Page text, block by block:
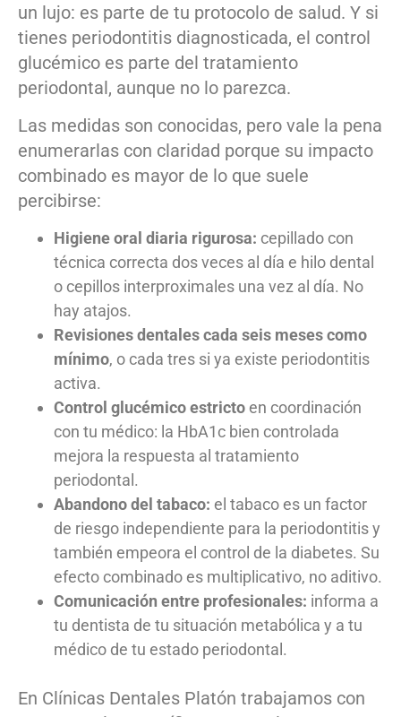
un lujo: es parte de tu protocolo de salud. Y si
tienes periodontitis diagnosticada, el control
glucémico es parte del tratamiento
periodontal, aunque no lo parezca.
Las medidas son conocidas, pero vale la pena
enumerarlas con claridad porque su impacto
combinado es mayor de lo que suele
percibirse:
Higiene oral diaria rigurosa: cepillado con
técnica correcta dos veces al día e hilo dental
o cepillos interproximales una vez al día. No
hay atajos.
Revisiones dentales cada seis meses como
mínimo, o cada tres si ya existe periodontitis
activa.
Control glucémico estricto en coordinación
con tu médico: la HbA1c bien controlada
mejora la respuesta al tratamiento
periodontal.
Abandono del tabaco: el tabaco es un factor
de riesgo independiente para la periodontitis y
también empeora el control de la diabetes. Su
efecto combinado es multiplicativo, no aditivo.
Comunicación entre profesionales: informa a
tu dentista de tu situación metabólica y a tu
médico de tu estado periodontal.
En Clínicas Dentales Platón trabajamos con